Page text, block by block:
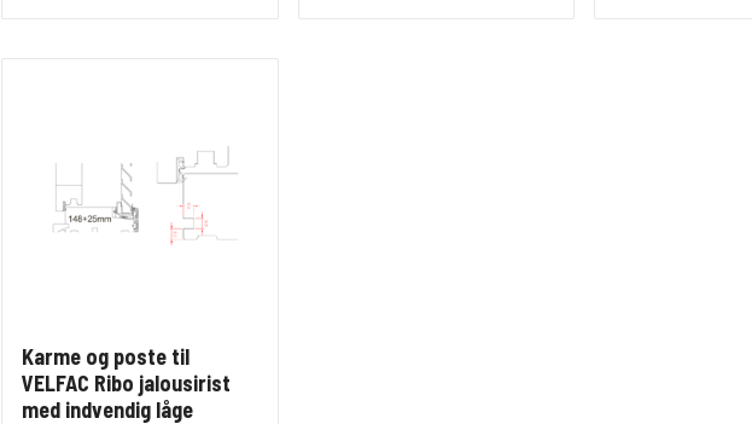
Karme og poste til
VELFAC Ribo jalousirist
med indvendig låge